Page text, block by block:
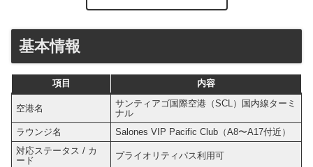
基本情報
項目 内容
空港名
サンティアゴ国際空港（SCL）国内線ターミ
ナル
ラウンジ名
Salones VIP Pacific Club（A8〜A17付近）
対応ステータス / カ
ード
プライオリティパス利用可